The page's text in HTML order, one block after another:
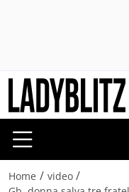
Home / video /